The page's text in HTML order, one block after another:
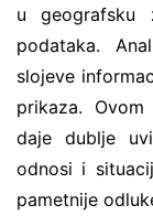
u geografsku
podataka.
slojeve
prikaza. Ovom
daje dublje
odnosi i
pametnije